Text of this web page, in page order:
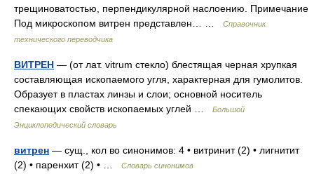
трещиноватостью, перпендикулярной наслоению. Примечание
Под микроскопом витрен представлен… …
Справочник
технического переводчика
ВИТРЕН — (от лат. vitrum стекло) блестящая черная хрупкая
составляющая ископаемого угля, характерная для гумолитов.
Образует в пластах линзы и слои; основной носитель
спекающих свойств ископаемых углей …
Большой
Энциклопедический словарь
витрен — сущ., кол во синонимов: 4 • витринит (2) • лигнитит
(2) • паренхит (2) • …
Словарь синонимов